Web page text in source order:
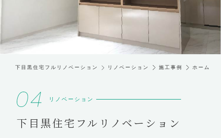
ホーム
施工事例
リノベーション
下目黒住宅フルリノベーション
リノベーション
下目黒住宅フルリノベーション